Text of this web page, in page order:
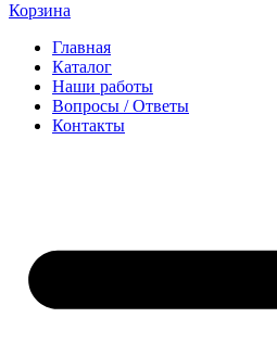
Корзина
Главная
Каталог
Наши работы
Вопросы / Ответы
Контакты